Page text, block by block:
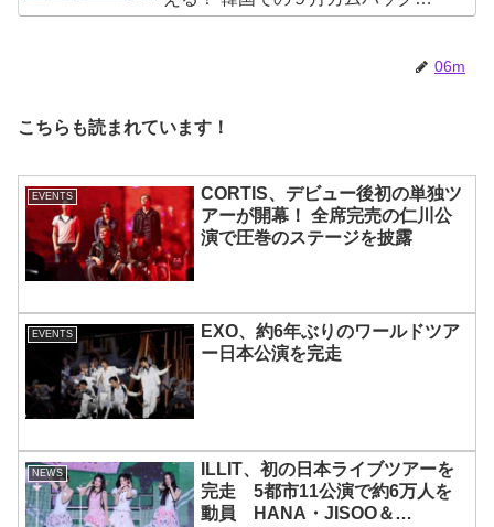
決定
06m
こちらも読まれています！
EVENTS
CORTIS、デビュー後初の単独ツ
アーが開幕！ 全席完売の仁川公
演で圧巻のステージを披露
EVENTS
EXO、約6年ぶりのワールドツア
ー日本公演を完走
NEWS
ILLIT、初の日本ライブツアーを
完走 5都市11公演で約6万人を
動員 HANA・JISOO＆